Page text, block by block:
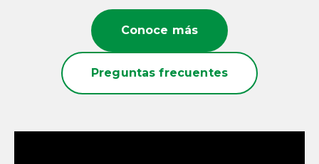
Conoce más
Preguntas frecuentes